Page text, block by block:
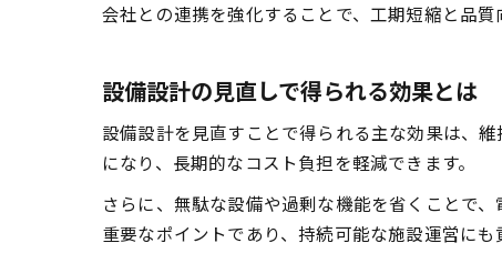
会社との連携を強化することで、工期短縮と品質
設備設計の見直しで得られる効果とは
設備設計を見直すことで得られる主な効果は、
になり、長期的なコスト負担を軽減できます。
さらに、無駄な設備や過剰な機能を省くことで
重要なポイントであり、持続可能な施設運営にも